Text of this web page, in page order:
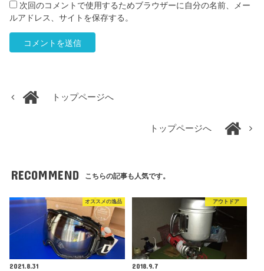
次回のコメントで使用するためブラウザーに自分の名前、メー
ルアドレス、サイトを保存する。
トップページへ
トップページへ
RECOMMEND こちらの記事も人気です。
オススメの逸品
2021.8.31
アウトドア
2018.9.7